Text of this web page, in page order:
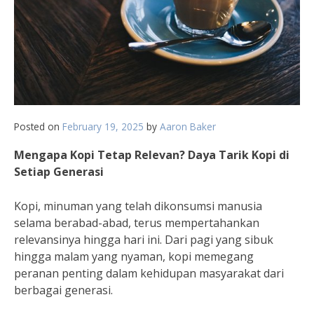
Posted on February 19, 2025 by Aaron Baker
Mengapa Kopi Tetap Relevan? Daya Tarik Kopi di
Setiap Generasi
Kopi, minuman yang telah dikonsumsi manusia
selama berabad-abad, terus mempertahankan
relevansinya hingga hari ini. Dari pagi yang sibuk
hingga malam yang nyaman, kopi memegang
peranan penting dalam kehidupan masyarakat dari
berbagai generasi.